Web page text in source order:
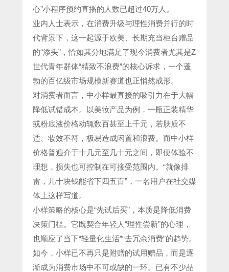
心”小程序预约直播的人数已超过40万人。
业内人士表示，在消费升级与理性消费并行的时
代背景下，这一起源于欧美、长期充当柜台赠品
的“添头”，恰如其分地满足了现今消费者尤其是Z
世代青年群体“精致不浪费”的核心诉求，一个蓬
勃的百亿级市场规模新赛道也正悄然成形。
对消费者而言，中小样最直接的吸引力在于大幅
降低试错成本。以美妆产品为例，一瓶正装精华
或粉底液价格动辄数百甚至上千元，若肤质不
适、妆效不符，极易造成闲置和浪费。而中小样
价格普遍介于十几元至几十元之间，即便体验不
理想，损失也可控制在可接受范围内。“就像排
雷，几十块钱能省下四五百”，一名用户在社交媒
体上这样写道。
小样策略的核心是“先试后买”，本质是降低消费
决策门槛。它既契合年轻人“理性尝新”的心理，
也顺应了当下“轻量化生活”“去冗余消费”的趋势。
如今，小样已不再只是附赠的试用赠品，而是逐
渐成为消费市场中不可或缺的一环。已有不少品